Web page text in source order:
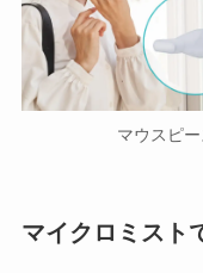
マウスピ
マイクロミスト